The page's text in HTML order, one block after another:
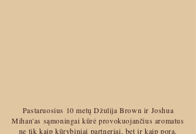
Pastaruosius 10 metų Džulija Brown ir Joshua
Mihan'as sąmoningai kūrė provokuojančius aromatus
ne tik kaip kūrybiniai partneriai, bet ir kaip pora.